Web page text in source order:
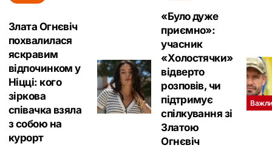
Злата Огнєвіч
похвалилася
яскравим
відпочинком у
Ніцці: кого
зіркова
співачка взяла
з собою на
курорт
«Було дуже
приємно»:
учасник
«Холостячки»
відверто
розповів, чи
підтримує
спілкування зі
Златою
Огнєвіч